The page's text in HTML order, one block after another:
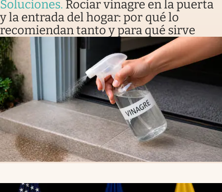
Soluciones. Rociar vinagre en la puerta
y la entrada del hogar: por qué lo
recomiendan tanto y para qué sirve